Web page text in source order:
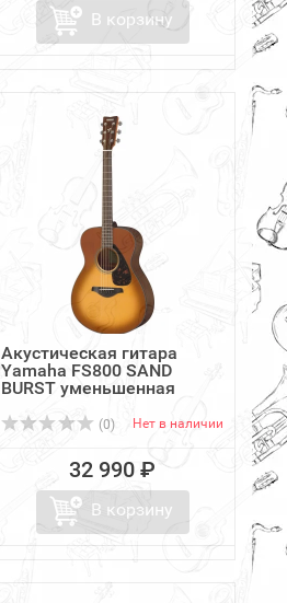
В корзину
Акустическая гитара
Yamaha FS800 SAND
BURST уменьшенная
(0) Нет в наличии
32 990 ₽
В корзину